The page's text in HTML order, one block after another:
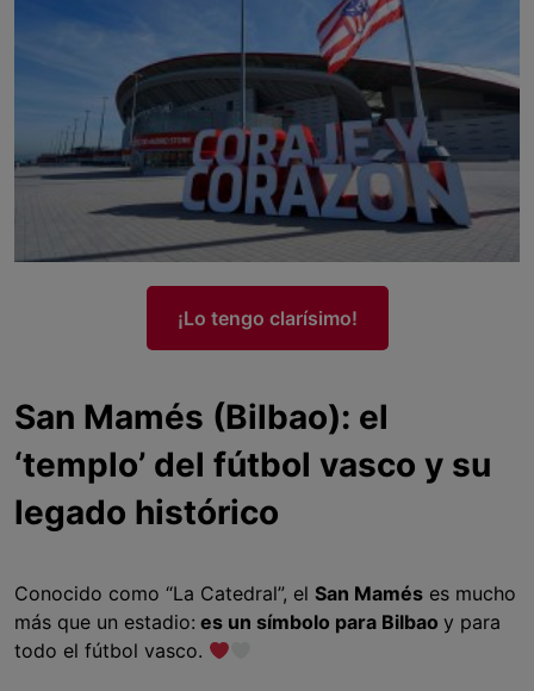
¡Lo tengo clarísimo!
San Mamés (Bilbao): el
‘templo’ del fútbol vasco y su
legado histórico
Conocido como “La Catedral”, el San Mamés es mucho
más que un estadio: es un símbolo para Bilbao y para
todo el fútbol vasco.